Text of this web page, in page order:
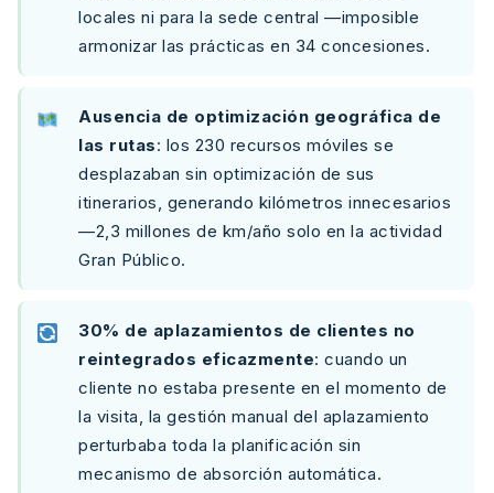
locales ni para la sede central —imposible
armonizar las prácticas en 34 concesiones.
Ausencia de optimización geográfica de
las rutas: los 230 recursos móviles se
desplazaban sin optimización de sus
itinerarios, generando kilómetros innecesarios
—2,3 millones de km/año solo en la actividad
Gran Público.
30% de aplazamientos de clientes no
reintegrados eficazmente: cuando un
cliente no estaba presente en el momento de
la visita, la gestión manual del aplazamiento
perturbaba toda la planificación sin
mecanismo de absorción automática.